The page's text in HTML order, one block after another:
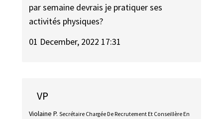
par semaine devrais je pratiquer ses
activités physiques?
01 December, 2022 17:31
VP
Violaine P. Secrétaire Chargée De Recrutement Et Conseillère En